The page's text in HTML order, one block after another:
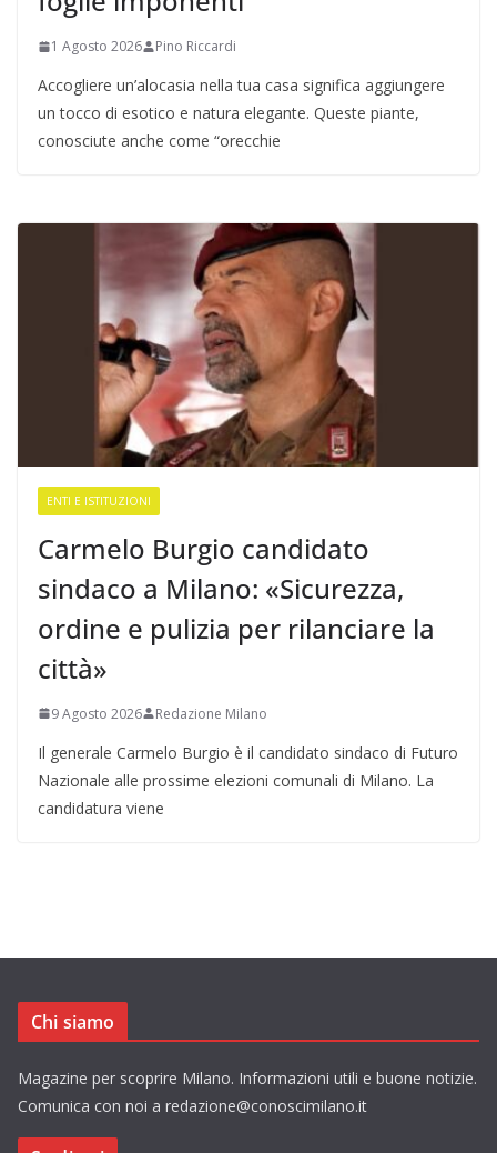
1 Agosto 2026 Pino Riccardi
Accogliere un’alocasia nella tua casa significa aggiungere
un tocco di esotico e natura elegante. Queste piante,
conosciute anche come “orecchie
ENTI E ISTITUZIONI
Carmelo Burgio candidato
sindaco a Milano: «Sicurezza,
ordine e pulizia per rilanciare la
città»
9 Agosto 2026 Redazione Milano
Il generale Carmelo Burgio è il candidato sindaco di Futuro
Nazionale alle prossime elezioni comunali di Milano. La
candidatura viene
Chi siamo
Magazine per scoprire Milano. Informazioni utili e buone notizie.
Comunica con noi a redazione@conoscimilano.it